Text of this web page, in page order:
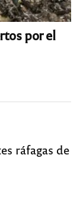
por el
ráfagas de